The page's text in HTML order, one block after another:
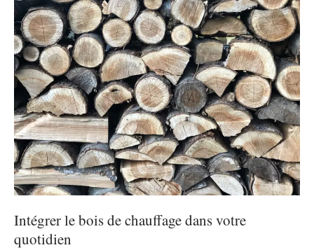
Intégrer le bois de chauffage dans votre
quotidien